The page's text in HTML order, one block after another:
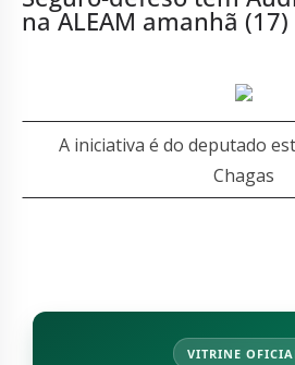
na ALEAM amanhã (17)
A iniciativa é do deputado
Chagas
VITRINE